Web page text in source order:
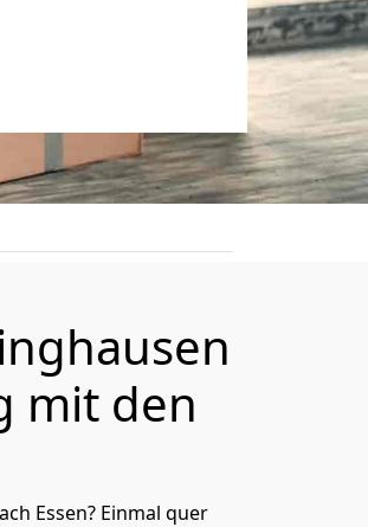
mit den
Essen? Einmal quer